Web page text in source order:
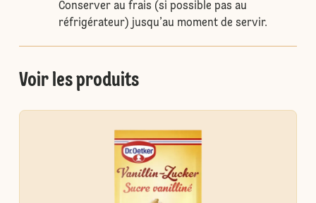
Conserver au frais (si possible pas au
réfrigérateur) jusqu’au moment de servir.
Voir les produits